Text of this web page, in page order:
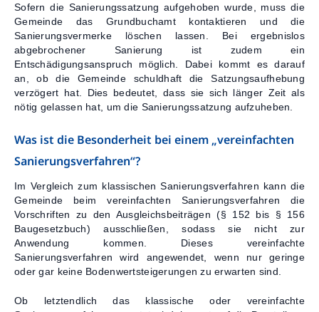
Sofern die Sanierungssatzung aufgehoben wurde, muss die
Gemeinde das Grundbuchamt kontaktieren und die
Sanierungsvermerke löschen lassen. Bei ergebnislos
abgebrochener Sanierung ist zudem ein
Entschädigungsanspruch möglich. Dabei kommt es darauf
an, ob die Gemeinde schuldhaft die Satzungsaufhebung
verzögert hat. Dies bedeutet, dass sie sich länger Zeit als
nötig gelassen hat, um die Sanierungssatzung aufzuheben.
Was ist die Besonderheit bei einem „vereinfachten
Sanierungsverfahren“?
Im Vergleich zum klassischen Sanierungsverfahren kann die
Gemeinde beim vereinfachten Sanierungsverfahren die
Vorschriften zu den Ausgleichsbeiträgen (§ 152 bis § 156
Baugesetzbuch) ausschließen, sodass sie nicht zur
Anwendung kommen. Dieses vereinfachte
Sanierungsverfahren wird angewendet, wenn nur geringe
oder gar keine Bodenwertsteigerungen zu erwarten sind.
Ob letztendlich das klassische oder vereinfachte